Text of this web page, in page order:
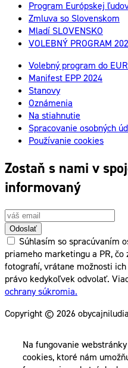
Program Európskej
Zmluva so Slovenskom
Mladí SLOVENSKO
VOLEBNÝ PROGRAM
Volebný program do
Manifest EPP 2024
Stanovy
Oznámenia
Na stiahnutie
Spracovanie osobných
Používanie cookies
Zostaň s nami v
informovaný
Odoslať
Súhlasím so spracúvaním
priameho marketingu a PR,
fotografií, vrátane možnosti
právo kedykoľvek odvolať.
ochrany súkromia.
Copyright © 2026
Na fungovanie
cookies, ktoré nám